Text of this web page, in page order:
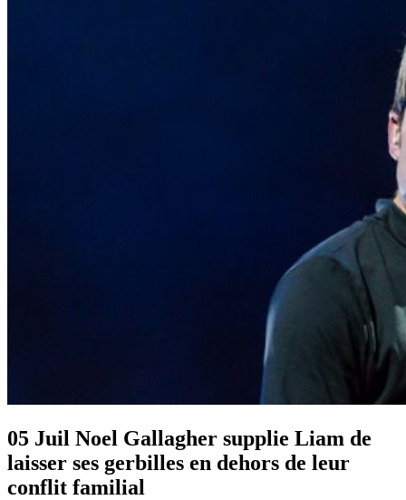
05 Juil Noel Gallagher supplie Liam de
laisser ses gerbilles en dehors de leur
conflit familial